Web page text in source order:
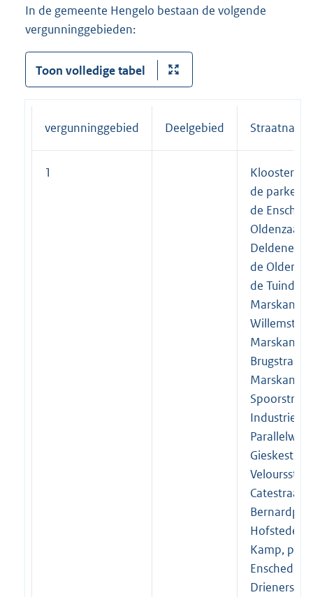
In de gemeente Hengelo bestaan de volgende
vergunninggebieden:
Toon volledige tabel
vergunninggebied Deelgebied
1
de
de
de
de
Marskant,
Marskant
Brugstraat
Marskant
Parallelweg
Catestraat,
Kamp,